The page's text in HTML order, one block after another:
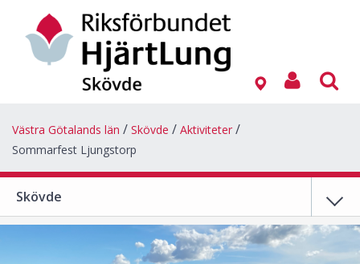
Västra Götalands län Skövde
Aktiviteter
Sommarfest Ljungstorp
Skövde